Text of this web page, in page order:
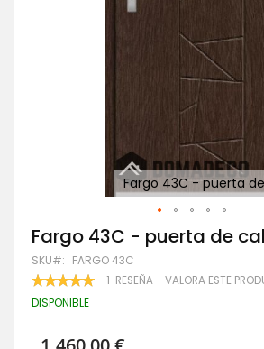
Fargo 43C - puerta
Saltar
al
comienzo
de
la
galería
imágenes
Fargo 43C - puerta de
SKU FARGO 43C
VALORACIÓN:
100 100
1 RESEÑA VALORA ESTE
DISPONIBLE